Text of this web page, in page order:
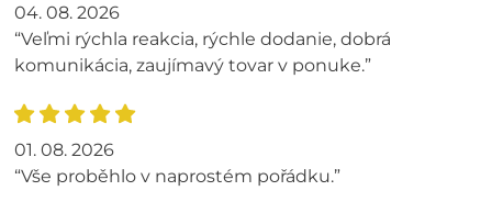
04. 08. 2026
“Veľmi rýchla reakcia, rýchle dodanie, dobrá
komunikácia, zaujímavý tovar v ponuke.”
01. 08. 2026
“Vše proběhlo v naprostém pořádku.”